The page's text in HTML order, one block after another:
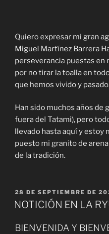
Quiero expresar mi gran
Miguel Martínez Barrera
perseverancia puestas en
por no tirar la toalla en
que hemos vivido y
Han sido muchos años de
fuera del Tatami), pero
llevado hasta aquí y estoy
puesto mi granito de
de la tradición.
PUBLICADO
EL
28 DE SEPTIEMBRE DE
NOTICIÓN EN LA
BIENVENIDA Y